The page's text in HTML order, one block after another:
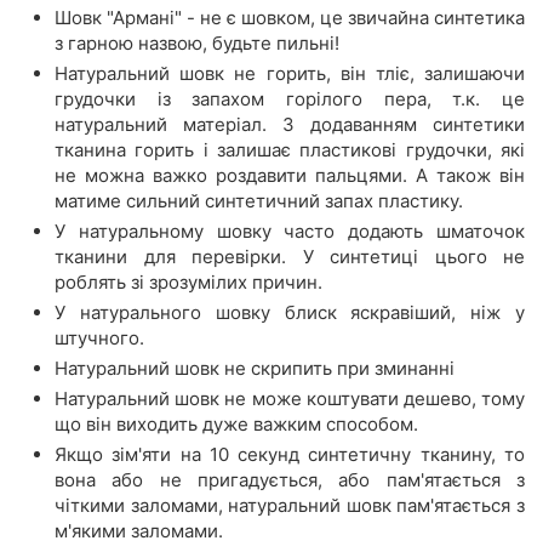
Шовк "Армані" - не є шовком, це звичайна синтетика
з гарною назвою, будьте пильні!
Натуральний шовк не горить, він тліє, залишаючи
грудочки із запахом горілого пера, т.к. це
натуральний матеріал. З додаванням синтетики
тканина горить і залишає пластикові грудочки, які
не можна важко роздавити пальцями. А також він
матиме сильний синтетичний запах пластику.
У натуральному шовку часто додають шматочок
тканини для перевірки. У синтетиці цього не
роблять зі зрозумілих причин.
У натурального шовку блиск яскравіший, ніж у
штучного.
Натуральний шовк не скрипить при зминанні
Натуральний шовк не може коштувати дешево, тому
що він виходить дуже важким способом.
Якщо зім'яти на 10 секунд синтетичну тканину, то
вона або не пригадується, або пам'ятається з
чіткими заломами, натуральний шовк пам'ятається з
м'якими заломами.